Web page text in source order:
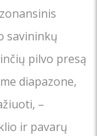
savininkų
pilvo presą
diapazone,
–
ir pavarų